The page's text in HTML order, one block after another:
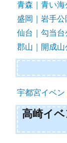
青森｜青い海
盛岡｜岩手公
仙台｜勾当台
郡山｜開成山
宇都宮イベン
高崎イ